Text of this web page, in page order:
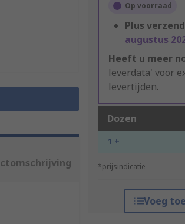
Op voorraad
Plus
augustus
Heeft u meer
leverdata' voor
levertijden.
Dozen
1 +
*prijsindicatie
Voeg